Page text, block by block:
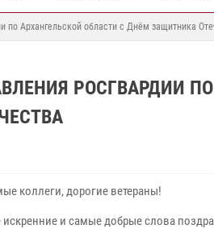
по Архангельской области с Днём защитника
РОСГВАРДИИ
коллеги, дорогие ветераны!
искренние и самые добрые слова